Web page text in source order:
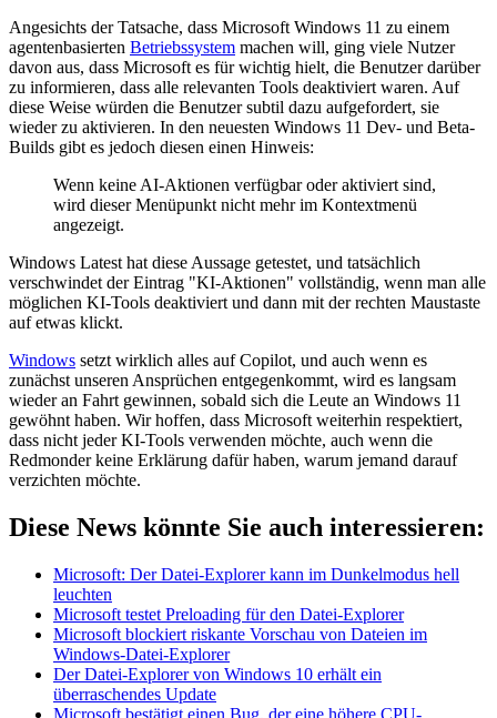
Angesichts der Tatsache, dass Microsoft Windows 11 zu einem
agentenbasierten Betriebssystem machen will, ging viele Nutzer
davon aus, dass Microsoft es für wichtig hielt, die Benutzer darüber
zu informieren, dass alle relevanten Tools deaktiviert waren. Auf
diese Weise würden die Benutzer subtil dazu aufgefordert, sie
wieder zu aktivieren. In den neuesten Windows 11 Dev- und Beta-
Builds gibt es jedoch diesen einen Hinweis:
Wenn keine AI-Aktionen verfügbar oder aktiviert sind,
wird dieser Menüpunkt nicht mehr im Kontextmenü
angezeigt.
Windows Latest hat diese Aussage getestet, und tatsächlich
verschwindet der Eintrag "KI-Aktionen" vollständig, wenn man alle
möglichen KI-Tools deaktiviert und dann mit der rechten Maustaste
auf etwas klickt.
Windows setzt wirklich alles auf Copilot, und auch wenn es
zunächst unseren Ansprüchen entgegenkommt, wird es langsam
wieder an Fahrt gewinnen, sobald sich die Leute an Windows 11
gewöhnt haben. Wir hoffen, dass Microsoft weiterhin respektiert,
dass nicht jeder KI-Tools verwenden möchte, auch wenn die
Redmonder keine Erklärung dafür haben, warum jemand darauf
verzichten möchte.
Diese News könnte Sie auch interessieren:
Microsoft: Der Datei-Explorer kann im Dunkelmodus hell
leuchten
Microsoft testet Preloading für den Datei-Explorer
Microsoft blockiert riskante Vorschau von Dateien im
Windows-Datei-Explorer
Der Datei-Explorer von Windows 10 erhält ein
überraschendes Update
Microsoft bestätigt einen Bug, der eine höhere CPU-